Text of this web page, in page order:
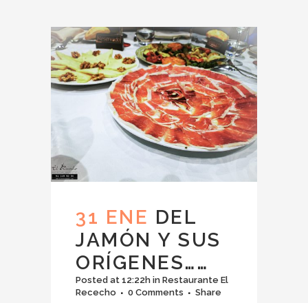
31 ENE DEL
JAMÓN Y SUS
ORÍGENES……
Posted at 12:22h in Restaurante El
Rececho
0 Comments Share